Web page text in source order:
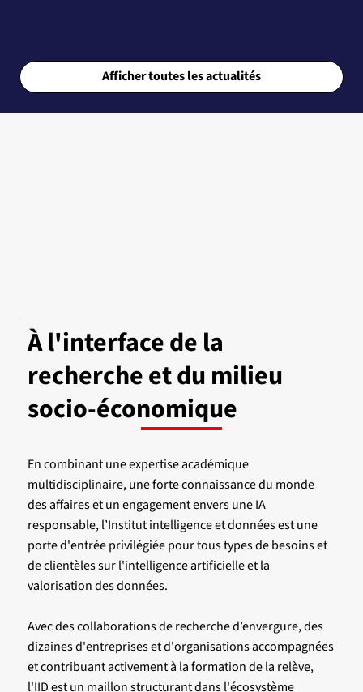
Afficher toutes les actualités
À l'interface de la
recherche et du milieu
socio-économique
En combinant une expertise académique
multidisciplinaire, une forte connaissance du monde
des affaires et un engagement envers une IA
responsable, l’Institut intelligence et données est une
porte d'entrée privilégiée pour tous types de besoins et
de clientèles sur l'intelligence artificielle et la
valorisation des données.
Avec des collaborations de recherche d’envergure, des
dizaines d'entreprises et d'organisations accompagnées
et contribuant activement à la formation de la relève,
l'IID est un maillon structurant dans l'écosystème